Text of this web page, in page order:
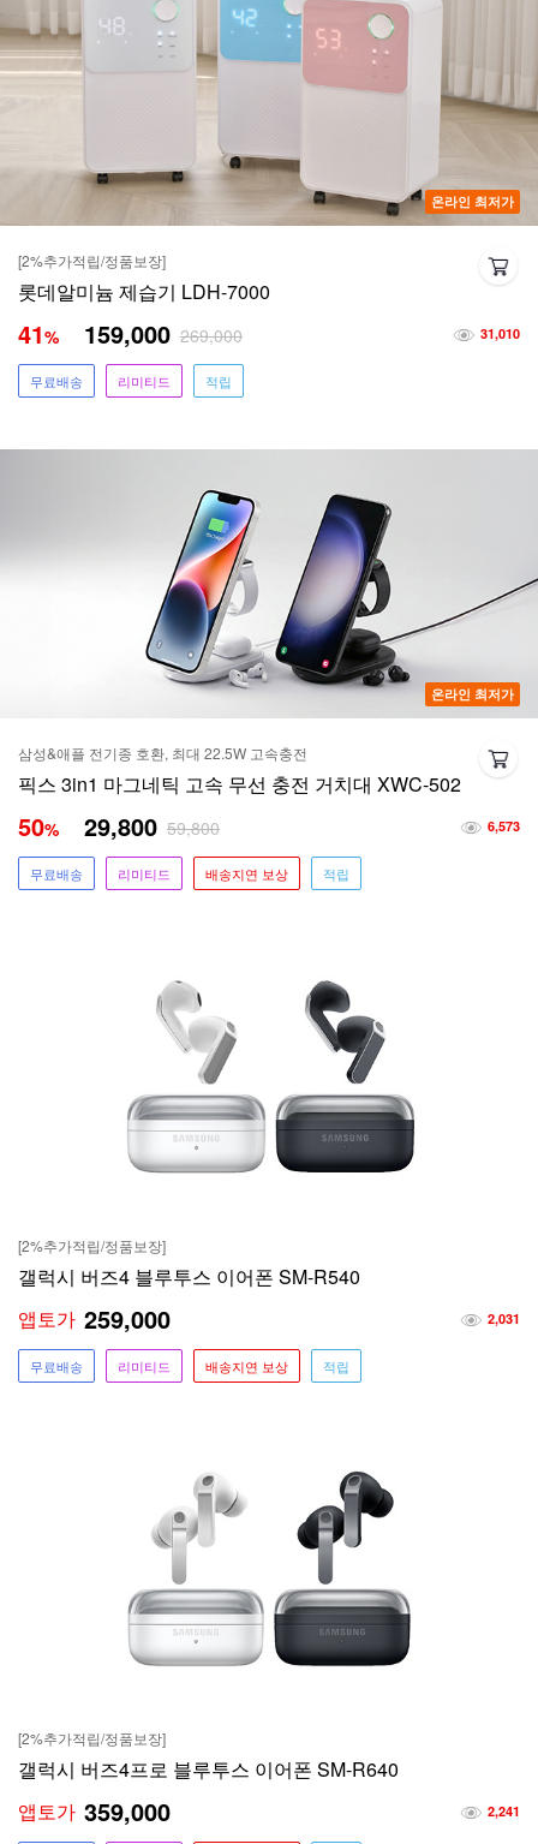
온라인 최저가
[2%추가적립/정품보장]
롯데알미늄 제습기 LDH-7000
31,010
41% 159,000 269,000
무료배송 리미티드 적립
온라인 최저가
삼성&애플 전기종 호환, 최대 22.5W 고속충전
픽스 3in1 마그네틱 고속 무선 충전 거치대 XWC-502
6,573
50% 29,800 59,800
무료배송 리미티드 배송지연 보상 적립
[2%추가적립/정품보장]
갤럭시 버즈4 블루투스 이어폰 SM-R540
2,031
앱토가 259,000
무료배송 리미티드 배송지연 보상 적립
[2%추가적립/정품보장]
갤럭시 버즈4프로 블루투스 이어폰 SM-R640
2,241
앱토가 359,000